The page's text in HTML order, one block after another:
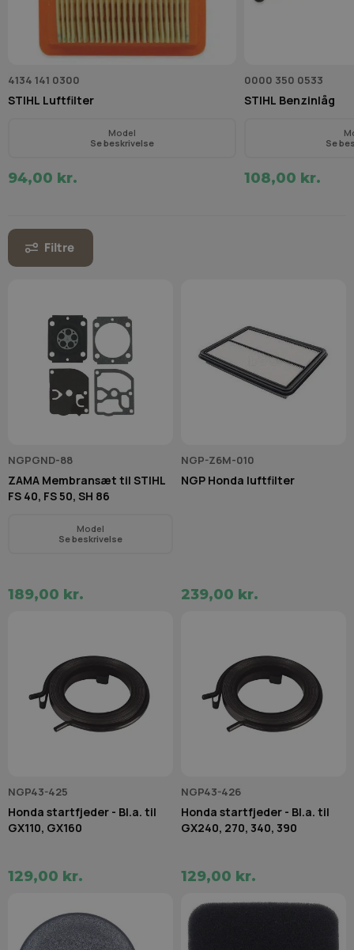
4134 141 0300
STIHL Luftfilter
Model
Se beskrivelse
94,00 kr.
0000 350 0533
STIHL Benzinlåg
Se
108,00 kr.
Filtre
NGPGND-88
ZAMA Membransæt til STIHL
FS 40, FS 50, SH 86
Model
Se beskrivelse
189,00 kr.
NGP-Z6M-010
NGP Honda luftfilter
239,00 kr.
NGP43-425
Honda startfjeder - Bl.a. til
GX110, GX160
129,00 kr.
NGP43-426
Honda startfjeder - Bl.a. til
GX240, 270, 340, 390
129,00 kr.